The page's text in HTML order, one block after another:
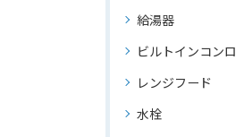
給湯器
ビルトインコンロ
レンジフード
水栓